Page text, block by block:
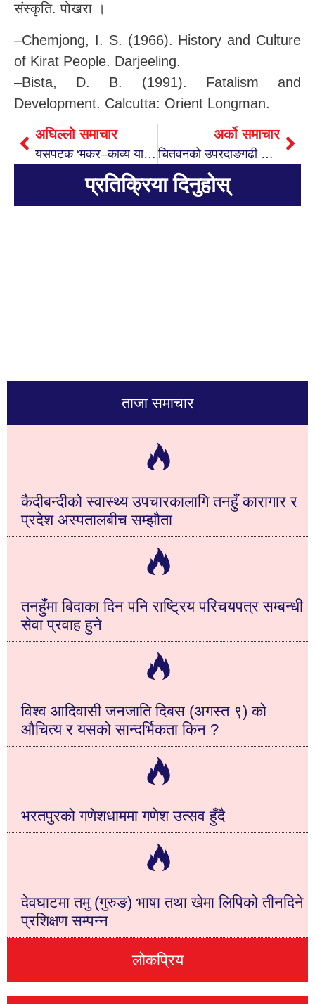
संस्कृति. पोखरा ।
–Chemjong, I. S. (1966). History and Culture
of Kirat People. Darjeeling.
–Bista, D. B. (1991). Fatalism and
Development. Calcutta: Orient Longman.
अघिल्लो समाचार
यसपटक ‘मकर–काव्य यामिनीमा’ मनु मञ्जील आउने
अर्को समाचार
चितवनको उपरदाङगढी लगियो चण्डी तोप र गोला
प्रतिक्रिया दिनुहोस्
ताजा समाचार
लोकप्रिय
कैदीबन्दीको स्वास्थ्य उपचारकालागि तनहुँ कारागार र
प्रदेश अस्पतालबीच सम्झौता
तनहुँमा बिदाका दिन पनि राष्ट्रिय परिचयपत्र सम्बन्धी
सेवा प्रवाह हुने
विश्व आदिवासी जनजाति दिबस (अगस्त ९) को
औचित्य र यसको सान्दर्भिकता किन ?
भरतपुरको गणेशधाममा गणेश उत्सव हुँदै
देवघाटमा तमु (गुरुङ) भाषा तथा खेमा लिपिको तीनदिने
प्रशिक्षण सम्पन्न